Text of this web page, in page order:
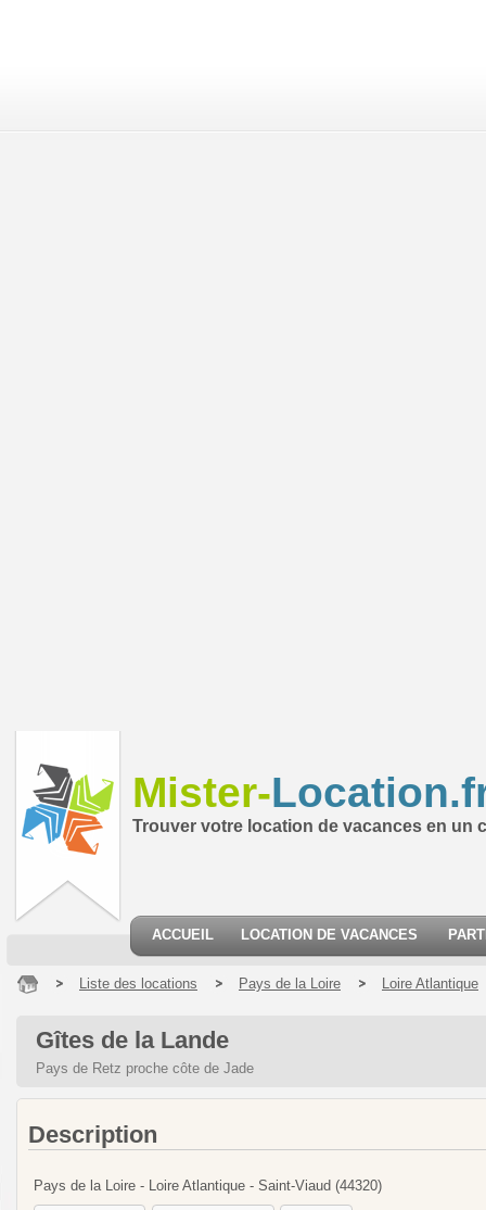
Mister-
Trouver votre location de vacances en un
ACCUEIL LOCATION DE VACANCES
Liste des locations Pays de la Loire Loire Atlantique
Gîtes de la Lande
Pays de Retz proche côte de Jade
Description
Pays de la Loire - Loire Atlantique - Saint-Viaud (44320)